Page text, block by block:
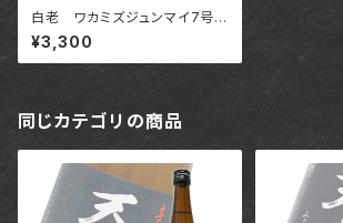
白老 ワカミズジュンマイ7号【1
800ml】 / 愛知 澤田酒造株式
会社
¥3,300
同じカテゴリの商品